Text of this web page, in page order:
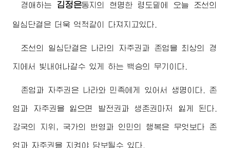
경애하는 김정은동지 의 현명한 령도밑에 오늘 조선의
일심단결은 더욱 억척같이 다져지고있다.
조선의 일심단결은 나라의 자주권과 존엄을 최상의 경
지에서 빛내여나갈수 있게 하는 백승의 무기이다.
존엄과 자주권은 나라와 민족에게 있어서 생명이다. 존
엄과 자주권을 잃으면 발전권과 생존권마저 잃게 된다.
강국의 지위, 국가의 번영과 인민의 행복은 무엇보다 존
엄과 자주권을 지켜야 담보될수 있다.